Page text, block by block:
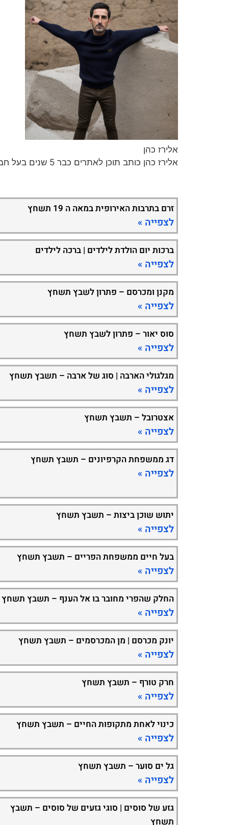
אלירז כהן
אלירז כהן כותב תוכן לאתרים כבר 5 שנים בעל חברה לכתיבת תכנים וקידום ברשת במגוון נושאים חמים ומעניינים.
זרם בתרבות האירופית במאה ה 19 תשחץ
לצפייה »
ברכות יום הולדת לילדים | ברכה לילדים
לצפייה »
מקנן ומכרסם – פתרון לשבץ תשחץ
לצפייה »
סוס יאור – פתרון לשבץ תשחץ
לצפייה »
מגלגולי הארבה | סוג של ארבה – תשבץ תשחץ
לצפייה »
אצטרובל – תשבץ תשחץ
לצפייה »
דג ממשפחת הקרפיונים – תשבץ תשחץ
לצפייה »
יתוש שוכן ביצות – תשבץ תשחץ
לצפייה »
בעל חיים ממשפחת הפריים – תשבץ תשחץ
לצפייה »
החלק שהפרי מחובר בו אל הענף – תשבץ תשחץ
לצפייה »
יונק מכרסם | מן המכרסמים – תשבץ תשחץ
לצפייה »
חרק טורף – תשבץ תשחץ
לצפייה »
כינוי לאחת מתקופות החיים – תשבץ תשחץ
לצפייה »
גל ים סוער – תשבץ תשחץ
לצפייה »
גזע של סוסים | סוגי גזעים של סוסים – תשבץ
תשחץ